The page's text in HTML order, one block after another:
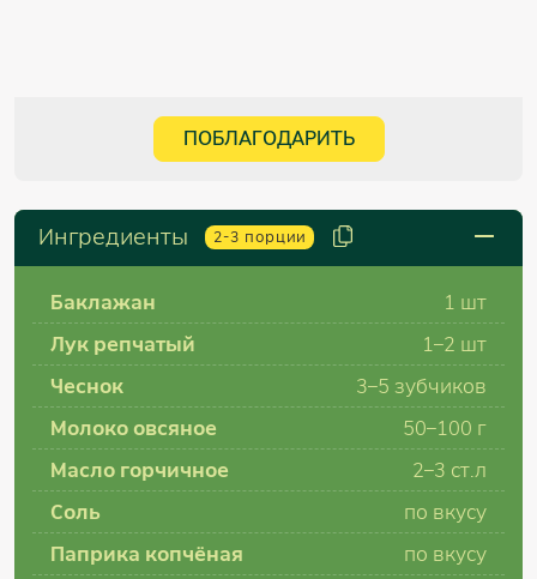
ПОБЛАГОДАРИТЬ
Ингредиенты 2-3 порции
Баклажан
1 шт
Лук репчатый
1–2 шт
Чеснок
3–5 зубчиков
Молоко овсяное
50–100 г
Масло горчичное
2–3 ст.л
Соль
по вкусу
Паприка копчёная
по вкусу